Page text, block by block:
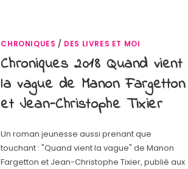
CHRONIQUES / DES LIVRES ET MOI
Chroniques 2018 Quand vient
la vague de Manon Fargetton
et Jean-Christophe Tixier
Un roman jeunesse aussi prenant que
touchant : "Quand vient la vague" de Manon
Fargetton et Jean-Christophe Tixier, publié aux